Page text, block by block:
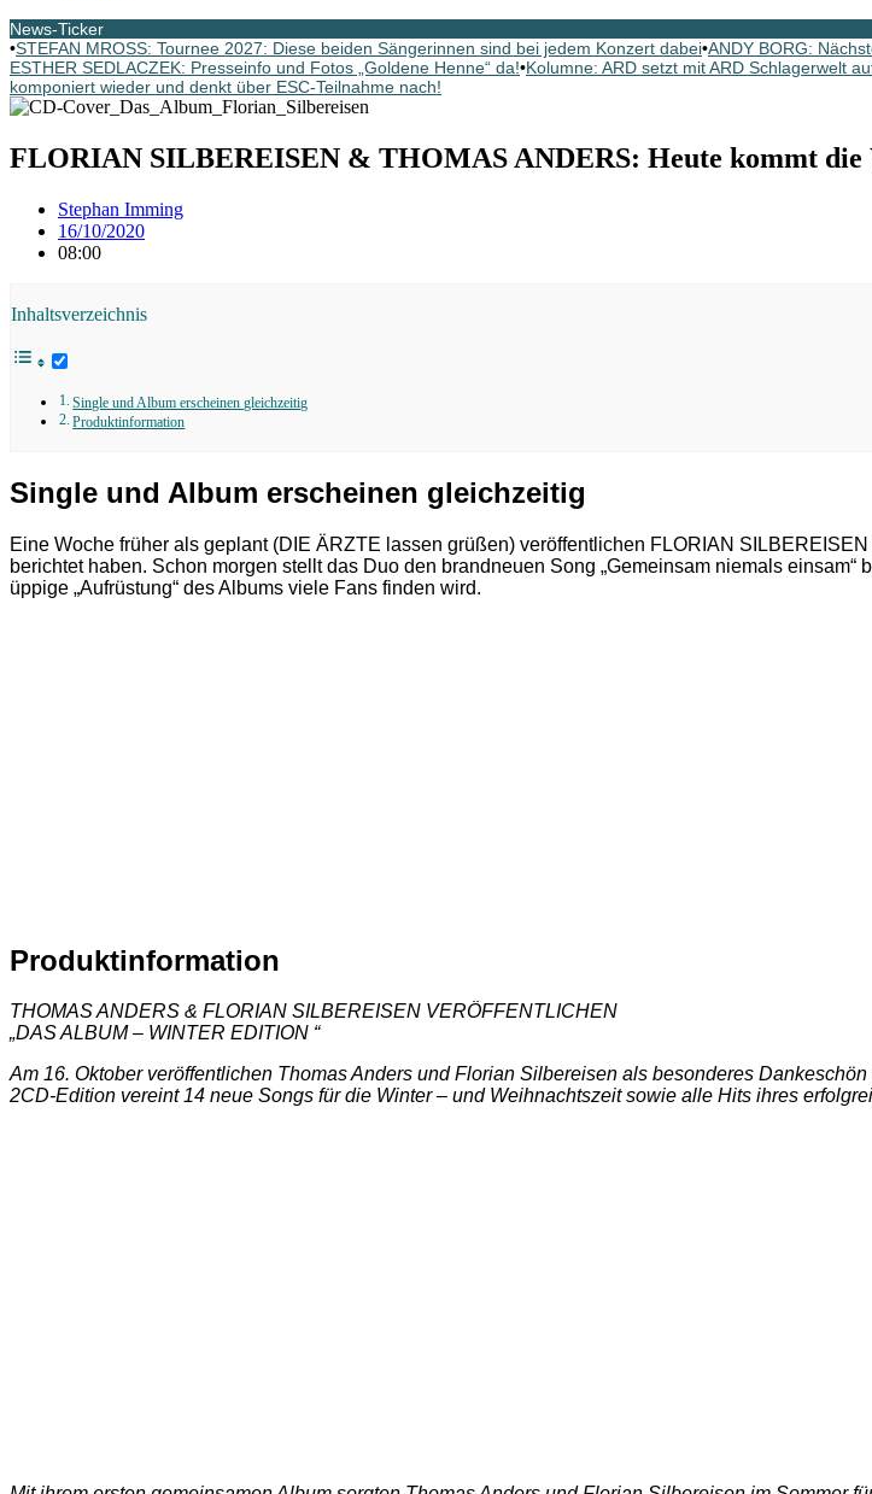
News-Ticker
•STEFAN MROSS: Tournee 2027: Diese beiden Sängerinnen sind bei jedem Konzert dabei•ANDY BORG:
ESTHER SEDLACZEK: Presseinfo und Fotos „Goldene Henne“ da!•Kolumne: ARD setzt mit ARD Schlagerwelt
komponiert wieder und denkt über ESC-Teilnahme nach!
FLORIAN SILBEREISEN & THOMAS ANDERS: Heute kommt die
Stephan Imming
16/10/2020
08:00
Inhaltsverzeichnis
Single und Album erscheinen gleichzeitig
Produktinformation
Single und Album erscheinen gleichzeitig
Eine Woche früher als geplant (DIE ÄRZTE lassen grüßen) veröffentlichen FLORIAN
berichtet haben. Schon morgen stellt das Duo den brandneuen Song „Gemeinsam niemals
üppige „Aufrüstung“ des Albums viele Fans finden wird.
Produktinformation
THOMAS ANDERS & FLORIAN SILBEREISEN VERÖFFENTLICHEN
„DAS ALBUM – WINTER EDITION “
Am 16. Oktober veröffentlichen Thomas Anders und Florian Silbereisen als besonderes
2CD-Edition vereint 14 neue Songs für die Winter – und Weihnachtszeit sowie alle Hits ihres